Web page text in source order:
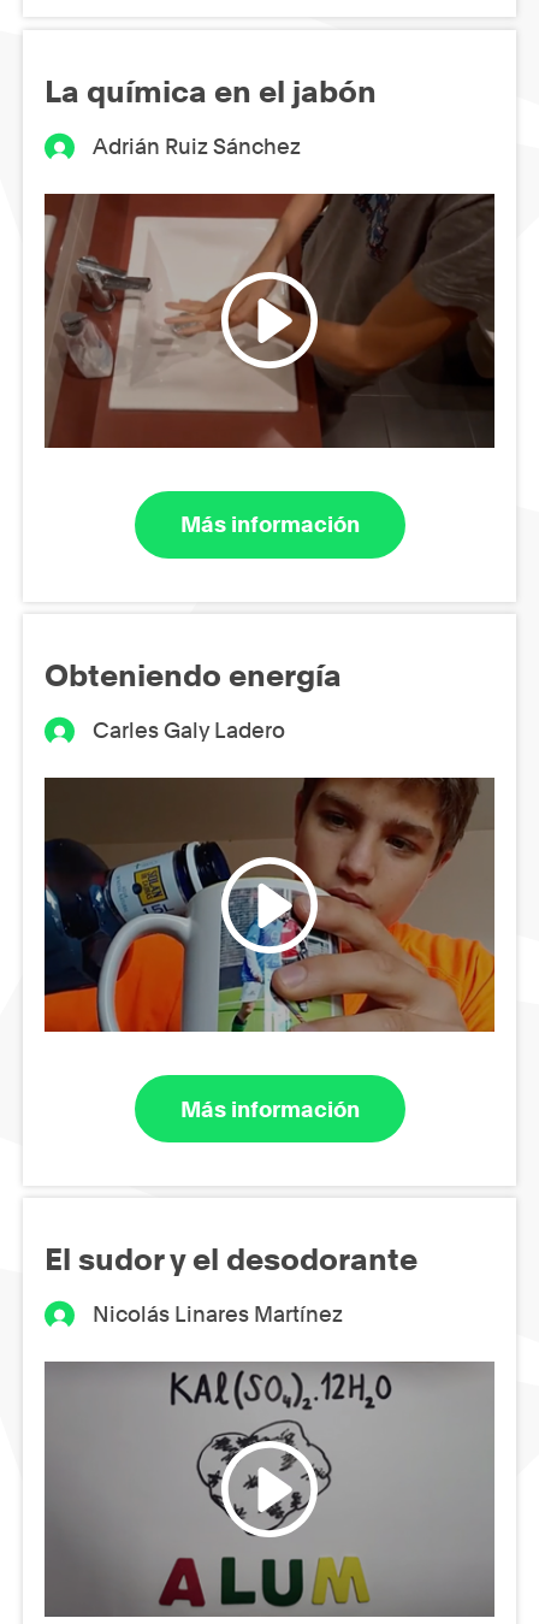
La química en el jabón
Adrián Ruiz Sánchez
Más información
Obteniendo energía
Carles Galy Ladero
Más información
El sudor y el desodorante
Nicolás Linares Martínez